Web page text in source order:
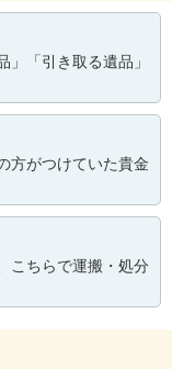
」「引き取る遺品」
方がつけていた貴金
こちらで運搬・処分